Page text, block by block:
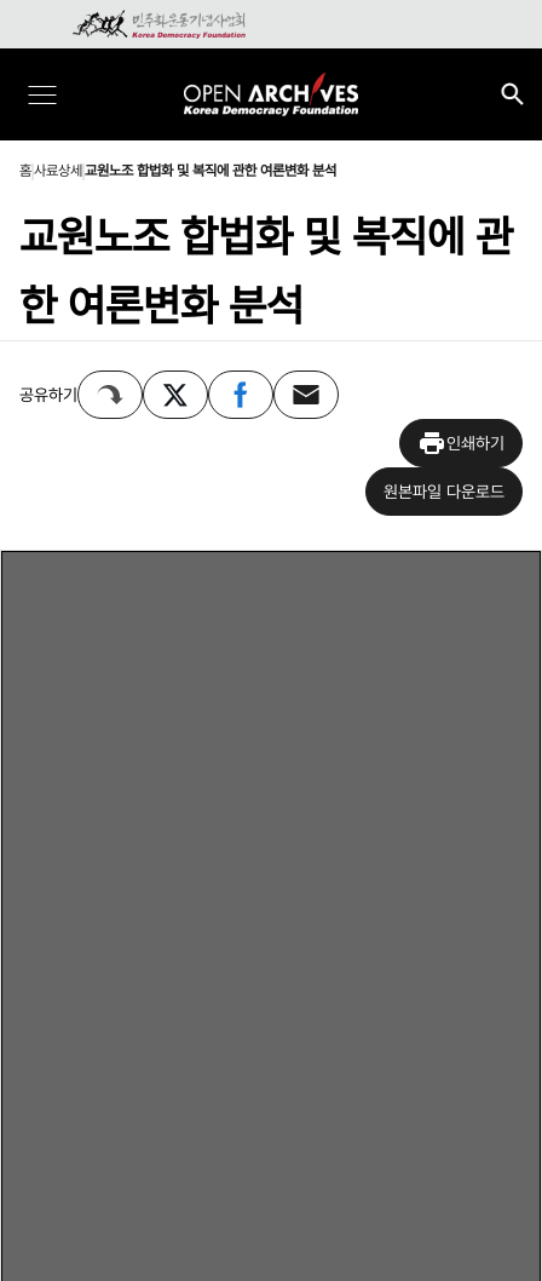
홈사료상세 교원노조 합법화 및 복직에 관한 여론변화 분석
교원노조 합법화 및 복직에 관
한 여론변화 분석
공유하기
인쇄하기
원본파일 다운로드